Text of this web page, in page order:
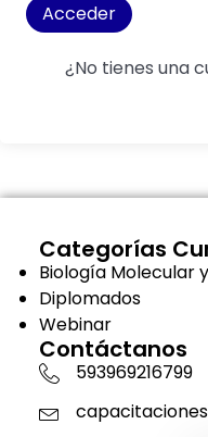
Acceder
¿No tienes una
Categorías
Biología Molecular
Diplomados
Webinar
Contáctanos
593969216799